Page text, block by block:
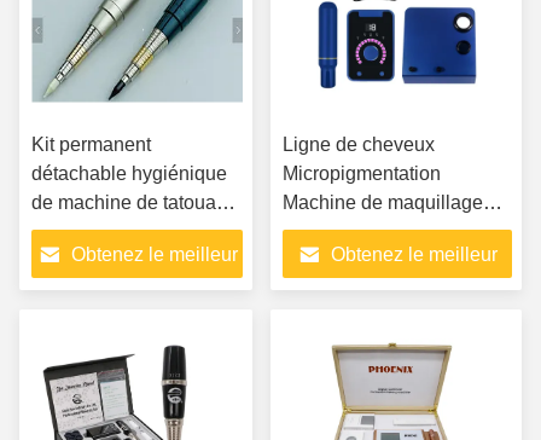
Kit permanent
détachable hygiénique
de machine de tatouage
du maquillage G-8650
Obtenez le meilleur
Ligne de cheveux
Micropigmentation
Machine de maquillage
permanent Art du corps
Cosmétiques Pistolet de
tatouage
Obtenez le meilleur